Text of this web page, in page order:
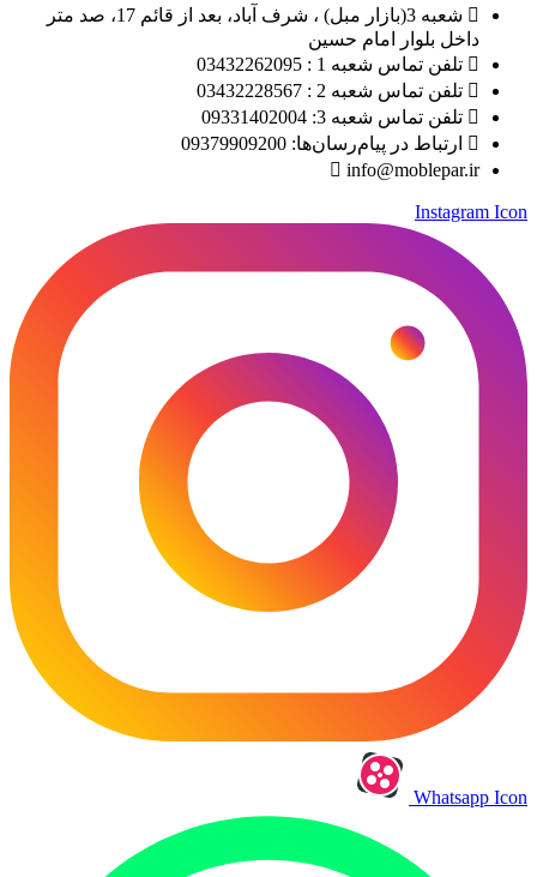
شعبه 3(بازار مبل) ، شرف آباد، بعد از قائم 17، صد متر
داخل بلوار امام حسین
تلفن تماس شعبه 1 : 03432262095
تلفن تماس شعبه 2 : 03432228567
تلفن تماس شعبه 3: 09331402004
ارتباط در پیام‌رسان‌ها: 09379909200
info@moblepar.ir
Instagram Icon
Whatsapp Icon